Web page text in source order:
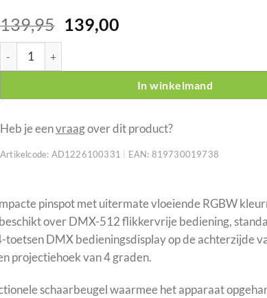
139,95 Oorspronkelijke
prijs
139,95.
139,00Huidige
139,00.
American DJ Saber Spot RGBW aantal
In winkelmand
Heb je eenvraagover dit product?
Artikelcode: AD1226100331 EAN: 819730019738
pinspot met uitermate vloeiende RGBW
over DMX-512 flikkervrije bediening,
DMX bedieningsdisplay op de achterzijde
projectiehoek van 4 graden.
schaarbeugel waarmee het apparaat